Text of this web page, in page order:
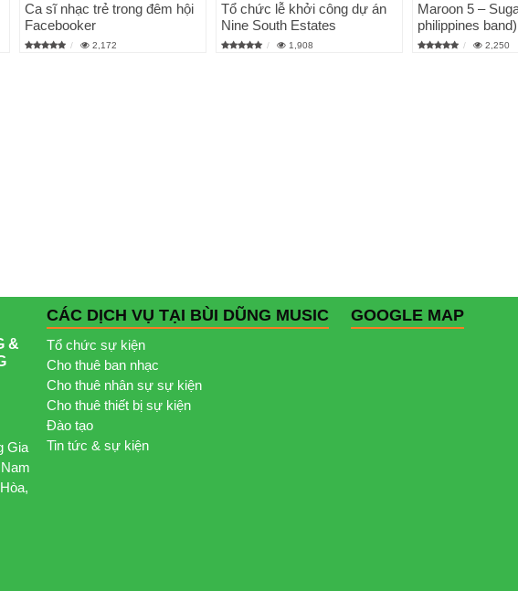
Ca sĩ nhạc trẻ trong đêm hội
Facebooker
2,172
Tổ chức lễ khởi công dự án
Nine South Estates
1,908
Maroon 5 –
philippines band)
2,250
&
Gia
CÁC DỊCH VỤ TẠI BÙI DŨNG MUSIC
Tổ chức sự kiện
Cho thuê ban nhạc
Cho thuê nhân sự sự kiện
Cho thuê thiết bị sự kiện
Đào tạo
Tin tức & sự kiện
GOOGLE MAP